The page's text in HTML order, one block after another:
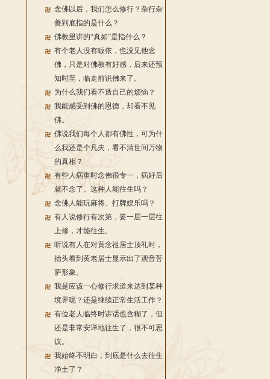
念佛以后，我们怎么修行？杂行杂
善到底指的是什么？
佛教里讲的“真如”是指什么？
有个老人没有皈依，也没见他念
佛，只是对佛教有好感，后来还预
知时至，临走前说佛来了。
为什么我们看不透自己的烦恼？
我能感受到佛的恩德，却看不见
佛。
佛说我们每个人都有佛性，可为什
么我还是个凡夫，看不清世间万物
的真相？
有些人病重时念佛很专一，病好后
就不念了。这种人能往生吗？
念佛人能玩麻将、打牌娱乐吗？
有人说修行有次第，要一层一层往
上修，才能往生。
听说有人在对黄念祖居士顶礼时，
抬头看到黄老居士显示出了观音菩
萨形象。
我是应该一心修行求道来达到某种
境界呢？还是继续正常生活工作？
有位老人临终时讲话也含糊了，但
还是非常安详地往生了，很不可思
议。
我始终不明白，到底是什么去往生
净土了？